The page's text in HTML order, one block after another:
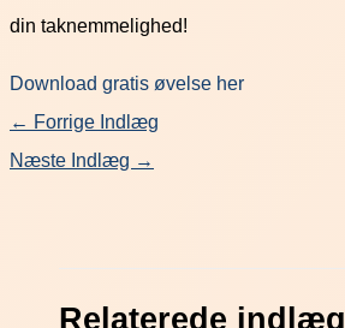
din taknemmelighed!
Download gratis øvelse her
← Forrige Indlæg
Næste Indlæg →
Relaterede indlæg